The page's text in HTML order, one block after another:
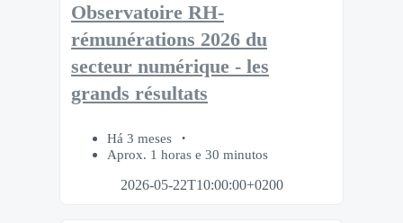
Observatoire RH-
rémunérations 2026 du
secteur numérique - les
grands résultats
Há 3 meses
Aprox. 1 horas e 30 minutos
2026-05-22T10:00:00+0200